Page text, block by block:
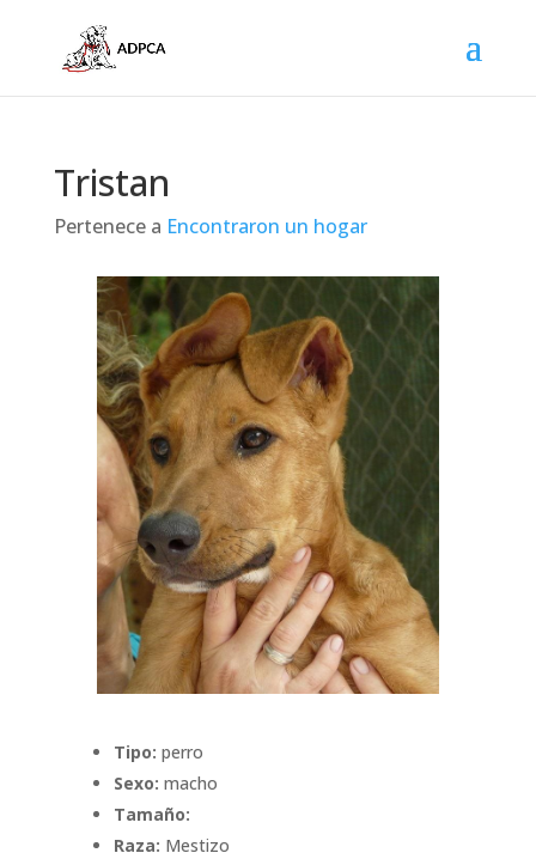
Tristan
Pertenece a Encontraron un hogar
Tipo: perro
Sexo: macho
Tamaño:
Raza: Mestizo